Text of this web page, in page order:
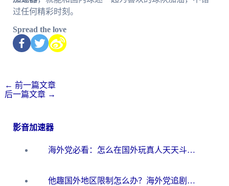
过任何精彩时刻。
Spread the love
← 前一篇文章
后一篇文章 →
影音加速器
海外党必看：怎么在国外玩真人天天斗地主？附证券开户、音乐定位修改全攻略
他趣国外地区限制怎么办？海外党追剧听歌看直播的一站式解决方案